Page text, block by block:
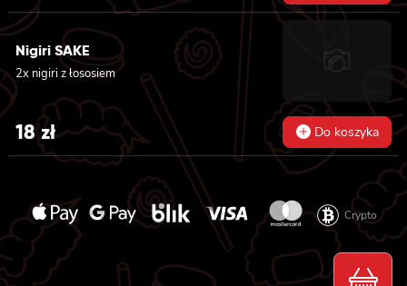
Nigiri SAKE
2x nigiri z łososiem
18zł Do koszyka
Crypto